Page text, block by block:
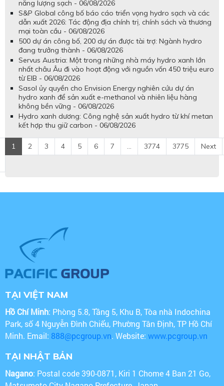
năng lượng sạch - 06/08/2026
S&P Global công bố báo cáo triển vọng hydro sạch và các
dẫn xuất 2026: Tác động địa chính trị, chính sách và thương
mại toàn cầu - 06/08/2026
500 dự án công bố, 200 dự án được tài trợ: Ngành hydro
đang trưởng thành - 06/08/2026
Servus Austria: Một trong những nhà máy hydro xanh lớn
nhất châu Âu đi vào hoạt động với nguồn vốn 450 triệu euro
từ EIB - 06/08/2026
Sasol ủy quyền cho Envision Energy nghiên cứu dự án
hydro xanh để sản xuất e-methanol và nhiên liệu hàng
không bền vững - 06/08/2026
Hydro xanh dương: Công nghệ sản xuất hydro từ khí metan
kết hợp thu giữ carbon - 06/08/2026
1 2 3 4 5 6 7 ... 3774 3775 Next
TẠI VIỆT NAM
Hồ Chí Minh: Phòng 5.8, Tầng 5, Khu B, Tòa nhà Indochina
Park, số 4 Nguyễn Đình Chiểu, Phường Tân Định, TP Hồ Chí
Minh. Email: 888@pcgroup.vn. Website: www.pcgroup.vn
TẠI NHẬT BẢN
Nagano: Postal code 390-0871, Kiri 1 Chome 4 Ban 21 Go,